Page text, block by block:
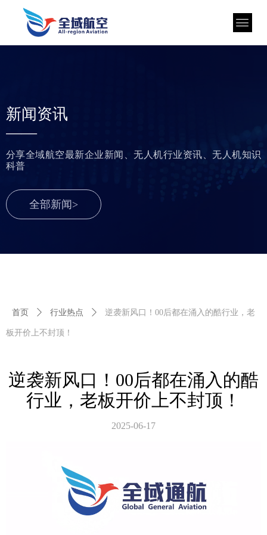
逆袭新风口！00后都在涌入的酷
行业，老板开价上不封顶！
2025-06-17
首页 ꄲ 行业热点 ꄲ 逆袭新风口！00后都在涌入的酷行业，老
板开价上不封顶！
新闻资讯
——
分享全域航空最新企业新闻、无人机行业资讯、无人机知识
科普
全部新闻>